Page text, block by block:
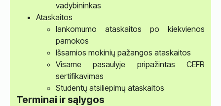
vadybininkas
Ataskaitos
lankomumo ataskaitos po kiekvienos
pamokos
Išsamios mokinių pažangos ataskaitos
Visame pasaulyje pripažintas CEFR
sertifikavimas
Studentų atsiliepimų ataskaitos
Terminai ir sąlygos